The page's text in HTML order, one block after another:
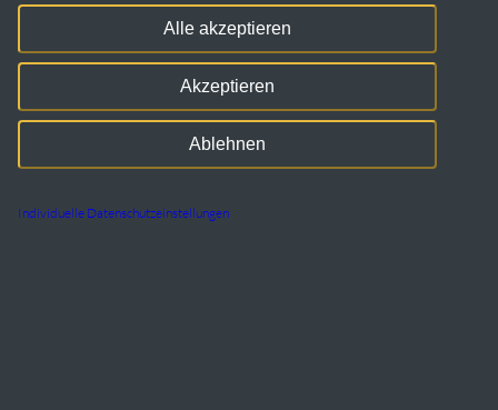
Individuelle Datenschutzeinstellungen
Ablehnen
Alle akzeptieren
Akzeptieren